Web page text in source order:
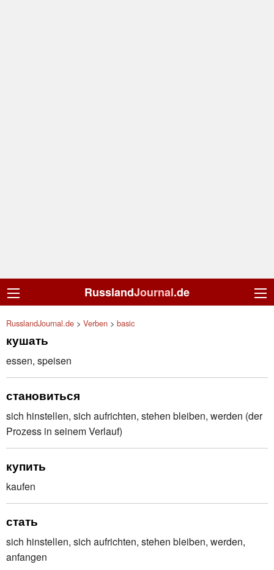
RusslandJournal.de
RusslandJournal.de > Verben > basic
кушать
essen, speisen
становиться
sich hinstellen, sich aufrichten, stehen bleiben, werden (der
Prozess in seinem Verlauf)
купить
kaufen
стать
sich hinstellen, sich aufrichten, stehen bleiben, werden,
anfangen